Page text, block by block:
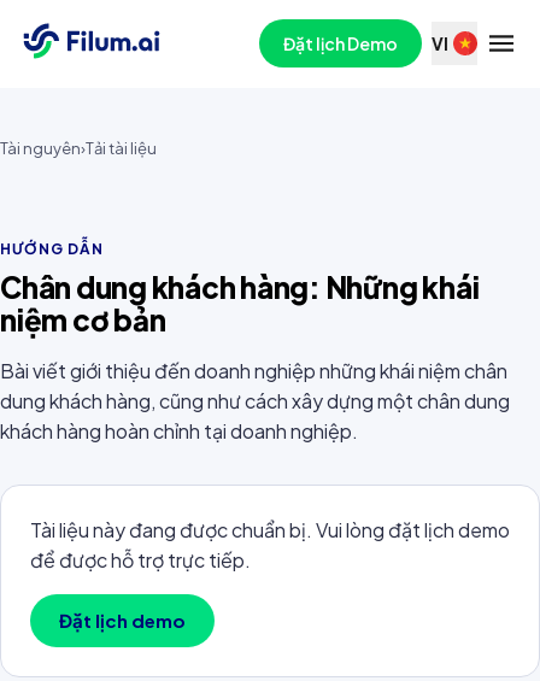
Đặt lịch Demo VI
Tài nguyên›Tải tài liệu
HƯỚNG DẪN
Chân dung khách hàng: Những khái
niệm cơ bản
Bài viết giới thiệu đến doanh nghiệp những khái niệm chân
dung khách hàng, cũng như cách xây dựng một chân dung
khách hàng hoàn chỉnh tại doanh nghiệp.
Tài liệu này đang được chuẩn bị. Vui lòng đặt lịch demo
để được hỗ trợ trực tiếp.
Đặt lịch demo